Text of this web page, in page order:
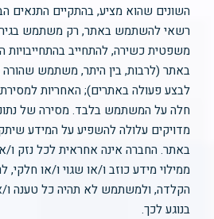
השונים שהוא מציע, בהתקיים התנאים
רשאי להשתמש באתר, רק משתמש בגיר
משפטית כשירה, להתחייב בהתחייבויות
באתר (לרבות, בין היתר, משתמש שהורה
לבצע פעולה באתרים); האחריות למסירת
חלה על המשתמש בלבד. מסירה של
מדויקים עלולה להשפיע על המידע
באתר. החברה אינה אחראית לכל נזק ו/
ממילוי מידע כוזב ו/או שגוי ו/או חלקי,
הקלדה, ולמשתמש לא תהיה כל טענה ו/
בנוגע לכך.